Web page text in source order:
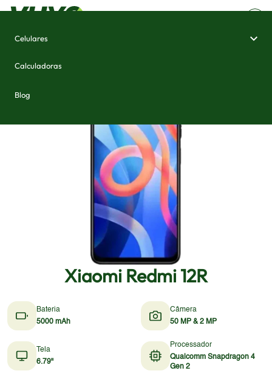
Celulares
Calculadoras
Blog
Xiaomi Redmi 12R
Bateria
5000 mAh
Câmera
50 MP & 2 MP
Tela
6.79"
Processador
Qualcomm Snapdragon 4
Gen 2